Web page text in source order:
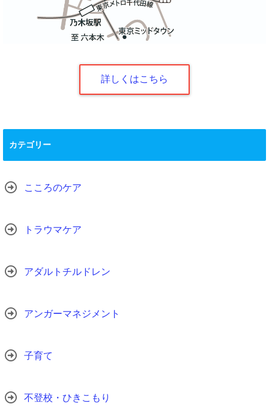
詳しくはこちら
カテゴリー
こころのケア
トラウマケア
アダルトチルドレン
アンガーマネジメント
子育て
不登校・ひきこもり